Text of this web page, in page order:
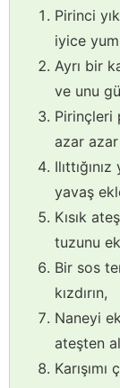
Pirinci
iyice
Ayrı bir
ve unu
Pirinçleri
azar azar
yavaş
Kısık
tuzunu
Bir sos
kızdırın,
Naneyi
ateşten